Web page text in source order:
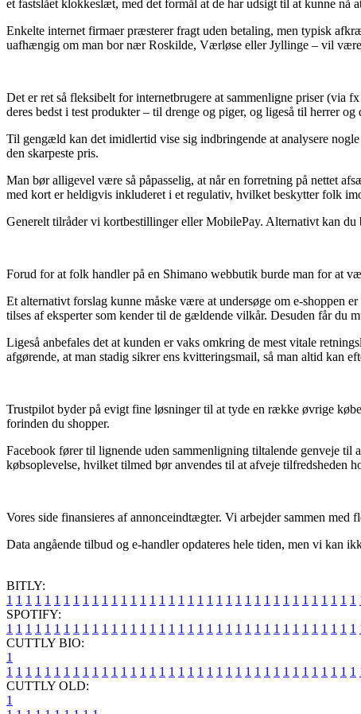
et fastslået klokkeslæt, med det formål at de har udsigt til at kunne nå
Enkelte internet firmaer præsterer fragt uden betaling, men typisk
uafhængig om man bor nær Roskilde, Værløse eller Jyllinge – vil
Det er ret så fleksibelt for internetbrugere at sammenligne priser (via
deres bedst i test produkter – til drenge og piger, og ligeså til herrer
Til gengæld kan det imidlertid vise sig indbringende at analysere
den skarpeste pris.
Man bør alligevel være så påpasselig, at når en forretning på nettet
med kort er heldigvis inkluderet i et regulativ, hvilket beskytter folk
Generelt tilråder vi kortbestillinger eller MobilePay. Alternativt kan
Forud for at folk handler på en Shimano webbutik burde man for at
Et alternativt forslag kunne måske være at undersøge om e-shoppen
tilses af eksperter som kender til de gældende vilkår. Desuden får
Ligeså anbefales det at kunden er vaks omkring de mest vitale
afgørende, at man stadig sikrer ens kvitteringsmail, så man altid kan
Trustpilot byder på evigt fine løsninger til at tyde en række øvrige
forinden du shopper.
Facebook fører til lignende uden sammenligning tiltalende genveje til
købsoplevelse, hvilket tilmed bør anvendes til at afveje tilfredsheden
Vores side finansieres af annonceindtægter. Vi arbejder sammen
Data angående tilbud og e-handler opdateres hele tiden, men vi kan
BITLY:
1 1 1 1 1 1 1 1 1 1 1 1 1 1 1 1 1 1 1 1 1 1 1 1 1 1 1 1 1 1 1 1 1 1 1 1 1
SPOTIFY:
1 1 1 1 1 1 1 1 1 1 1 1 1 1 1 1 1 1 1 1 1 1 1 1 1 1 1 1 1 1 1 1 1 1 1 1 1
CUTTLY BIO:
1
1 1 1 1 1 1 1 1 1 1 1 1 1 1 1 1 1 1 1 1 1 1 1 1 1 1 1 1 1 1 1 1 1 1 1 1 1
CUTTLY OLD:
1